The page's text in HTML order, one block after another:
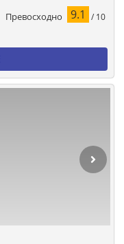
Превосходно 9.1 / 10